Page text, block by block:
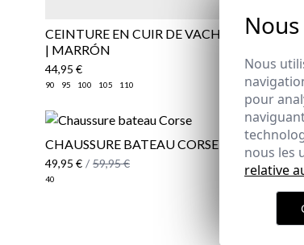
CEINTURE EN CUIR DE VACHE TRESSÉ
| MARRÓN
44,95 €
90 95 100 105 110
CHAUSSURE BATEAU CORSE
49,95 € / 59,95 €
40
Nous
pour
nous les
relative